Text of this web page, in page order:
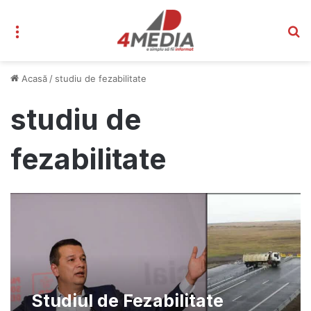
Acasă / studiu de fezabilitate
studiu de
fezabilitate
Studiul de Fezabilitate